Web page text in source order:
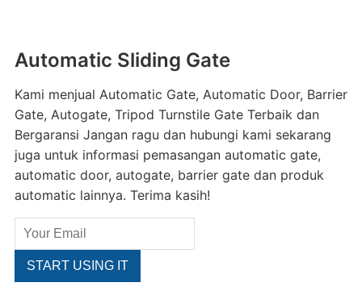
Automatic Sliding Gate
Kami menjual Automatic Gate, Automatic Door, Barrier
Gate, Autogate, Tripod Turnstile Gate Terbaik dan
Bergaransi Jangan ragu dan hubungi kami sekarang
juga untuk informasi pemasangan automatic gate,
automatic door, autogate, barrier gate dan produk
automatic lainnya. Terima kasih!